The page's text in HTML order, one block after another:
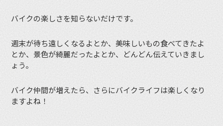
バイクの楽しさを知らないだけです。
週末が待ち遠しくなるよとか、美味しいもの食べてきたよ
とか、景色が綺麗だったよとか、どんどん伝えていきまし
ょう。
バイク仲間が増えたら、さらにバイクライフは楽しくなり
ますよね！